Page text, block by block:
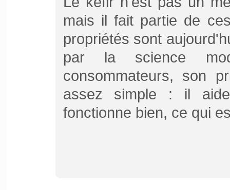
mais il fait partie de
propriétés sont
par la science
consommateurs, son
assez simple : il
fonctionne bien, ce qui